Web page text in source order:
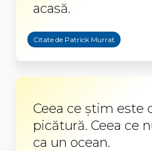
acasă.
Citate de Patrick Murrat
Ceea ce ştim este
picătură. Ceea ce
ca un ocean.